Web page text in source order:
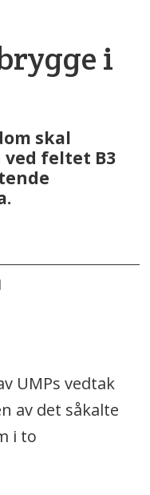
i
skal
feltet B3
UMPs vedtak
av det såkalte
i to